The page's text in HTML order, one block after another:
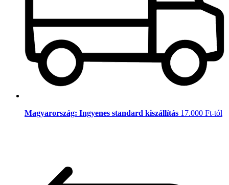
Magyarország: Ingyenes standard kiszállítás 17.000 Ft-tól